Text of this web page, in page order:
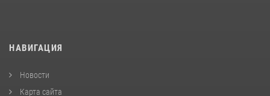
НАВИГАЦИЯ
Новости
Карта сайта